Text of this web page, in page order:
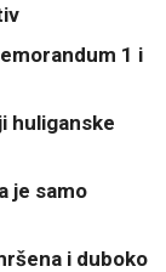
1 i
huliganske
je samo
i duboko